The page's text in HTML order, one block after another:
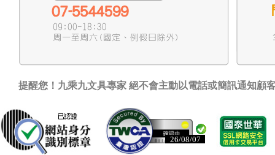
提醒您！九乘九文具專家 絕不會主動以電話或簡訊通知顧
已認證
已認證